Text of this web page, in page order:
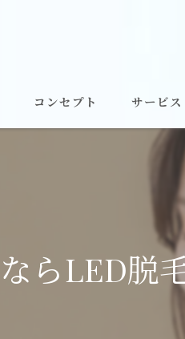
コンセプト サービス
らLED脱